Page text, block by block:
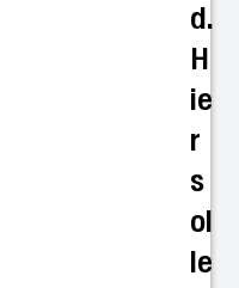
d.
H
ie
r
s
ol
le